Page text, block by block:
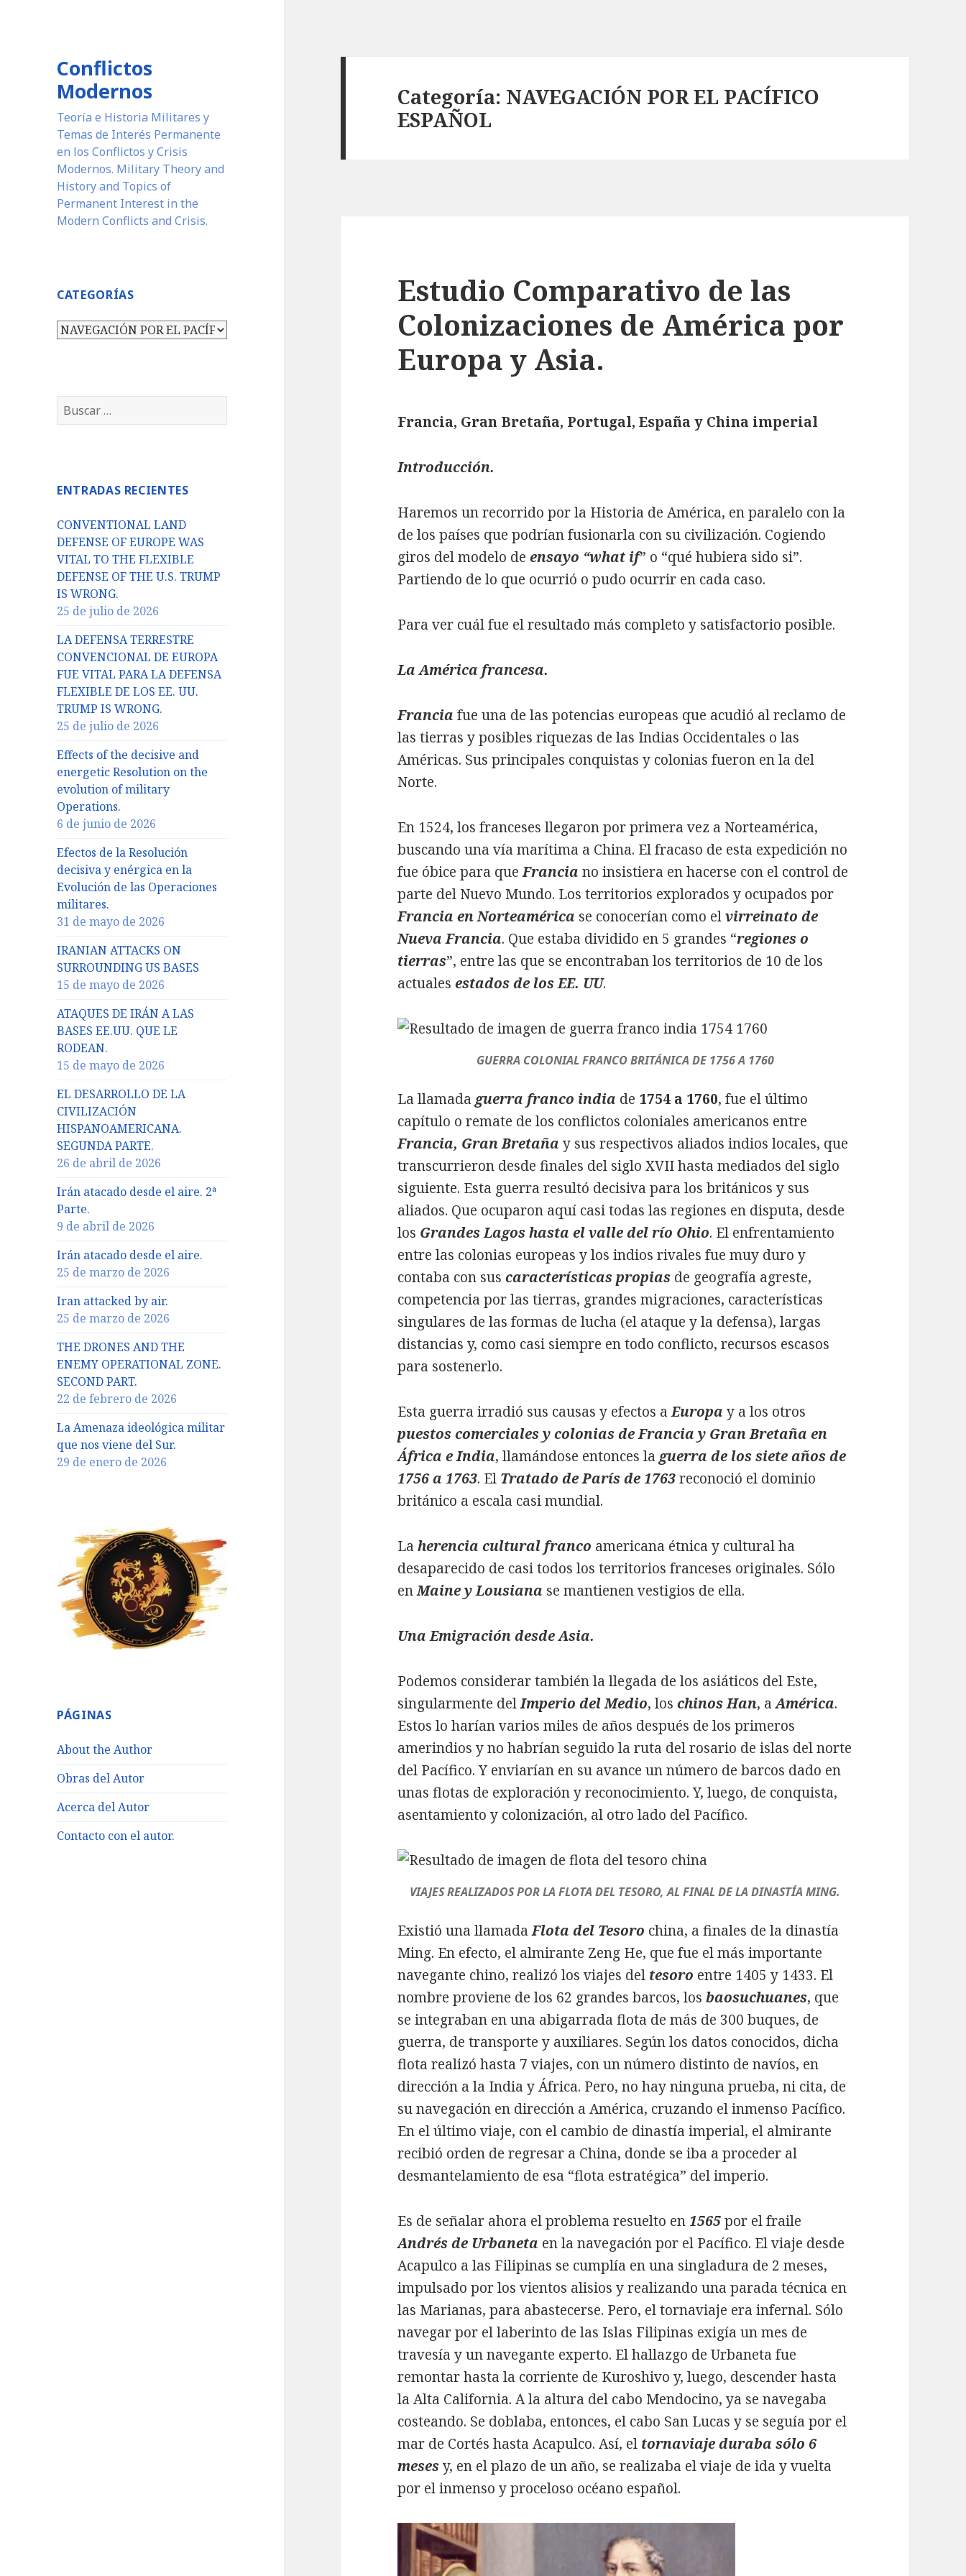
Conflictos
Modernos
Teoría e Historia Militares y
Temas de Interés Permanente
en los Conflictos y Crisis
Modernos. Military Theory and
History and Topics of
Permanent Interest in the
Modern Conflicts and Crisis.
CATEGORÍAS
Categorías
Buscar:
ENTRADAS RECIENTES
CONVENTIONAL LAND
DEFENSE OF EUROPE WAS
VITAL TO THE FLEXIBLE
DEFENSE OF THE U.S. TRUMP
IS WRONG.
25 de julio de 2026
LA DEFENSA TERRESTRE
CONVENCIONAL DE EUROPA
FUE VITAL PARA LA DEFENSA
FLEXIBLE DE LOS EE. UU.
TRUMP IS WRONG.
25 de julio de 2026
Effects of the decisive and
energetic Resolution on the
evolution of military
Operations.
6 de junio de 2026
Efectos de la Resolución
decisiva y enérgica en la
Evolución de las Operaciones
militares.
31 de mayo de 2026
IRANIAN ATTACKS ON
SURROUNDING US BASES
15 de mayo de 2026
ATAQUES DE IRÁN A LAS
BASES EE.UU. QUE LE
RODEAN.
15 de mayo de 2026
EL DESARROLLO DE LA
CIVILIZACIÓN
HISPANOAMERICANA.
SEGUNDA PARTE.
26 de abril de 2026
Irán atacado desde el aire. 2ª
Parte.
9 de abril de 2026
Irán atacado desde el aire.
25 de marzo de 2026
Iran attacked by air.
25 de marzo de 2026
THE DRONES AND THE
ENEMY OPERATIONAL ZONE.
SECOND PART.
22 de febrero de 2026
La Amenaza ideológica militar
que nos viene del Sur.
29 de enero de 2026
PÁGINAS
About the Author
Obras del Autor
Acerca del Autor
Contacto con el autor.
Categoría: NAVEGACIÓN POR EL PACÍFICO
ESPAÑOL
Estudio Comparativo de las
Colonizaciones de América por
Europa y Asia.
Francia, Gran Bretaña, Portugal, España y China imperial
Introducción.
Haremos un recorrido por la Historia de América, en paralelo con la
de los países que podrían fusionarla con su civilización. Cogiendo
giros del modelo deensayo “what if” o “qué hubiera sido si”.
Partiendo de lo que ocurrió o pudo ocurrir en cada caso.
Para ver cuál fue el resultado más completo y satisfactorio posible.
La América francesa.
Franciafue una de las potencias europeas que acudió al reclamo de
las tierras y posibles riquezas de las Indias Occidentales o las
Américas. Sus principales conquistas y colonias fueron en la del
Norte.
En 1524, los franceses llegaron por primera vez a Norteamérica,
buscando una vía marítima a China. El fracaso de esta expedición no
fue óbice para queFrancia no insistiera en hacerse con el control de
parte del Nuevo Mundo. Los territorios explorados y ocupados por
Francia en Norteamérica se conocerían como elvirreinato de
Nueva Francia. Que estaba dividido en 5 grandes “regiones o
tierras”, entre las que se encontraban los territorios de 10 de los
actualesestados de los EE. UU.
GUERRA COLONIAL FRANCO BRITÁNICA DE 1756 A 1760
La llamada guerra franco india de 1754 a 1760, fue el último
capítulo o remate de los conflictos coloniales americanos entre
Francia, Gran Bretaña y sus respectivos aliados indios locales, que
transcurrieron desde finales del siglo XVII hasta mediados del siglo
siguiente. Esta guerra resultó decisiva para los británicos y sus
aliados. Que ocuparon aquí casi todas las regiones en disputa, desde
los Grandes Lagos hasta el valle del río Ohio. El enfrentamiento
entre las colonias europeas y los indios rivales fue muy duro y
contaba con suscaracterísticas propias de geografía agreste,
competencia por las tierras, grandes migraciones, características
singulares de las formas de lucha (el ataque y la defensa), largas
distancias y, como casi siempre en todo conflicto, recursos escasos
para sostenerlo.
Esta guerra irradió sus causas y efectos aEuropa y a los otros
puestos comerciales y colonias de Francia y Gran Bretaña en
África e India, llamándose entonces la guerra de los siete años de
1756 a 1763. El Tratado de París de 1763reconoció el dominio
británico a escala casi mundial.
Laherencia cultural franco americana étnica y cultural ha
desaparecido de casi todos los territorios franceses originales. Sólo
enMaine y Lousiana se mantienen vestigios de ella.
Una Emigración desde Asia.
Podemos considerar también la llegada de los asiáticos del Este,
singularmente delImperio del Medio, loschinos Han, aAmérica.
Estos lo harían varios miles de años después de los primeros
amerindios y no habrían seguido la ruta del rosario de islas del norte
del Pacífico. Y enviarían en su avance un número de barcos dado en
unas flotas de exploración y reconocimiento. Y, luego, de conquista,
asentamiento y colonización, al otro lado del Pacífico.
VIAJES REALIZADOS POR LA FLOTA DEL TESORO, AL FINAL DE LA DINASTÍA MING.
Existió una llamadaFlota del Tesoro china, a finales de la dinastía
Ming. En efecto, el almirante Zeng He, que fue el más importante
navegante chino, realizó los viajes del tesoro entre 1405 y 1433. El
nombre proviene de los 62 grandes barcos, losbaosuchuanes, que
se integraban en una abigarrada flota de más de 300 buques, de
guerra, de transporte y auxiliares. Según los datos conocidos, dicha
flota realizó hasta 7 viajes, con un número distinto de navíos, en
dirección a la India y África. Pero, no hay ninguna prueba, ni cita, de
su navegación en dirección a América, cruzando el inmenso Pacífico.
En el último viaje, con el cambio de dinastía imperial, el almirante
recibió orden de regresar a China, donde se iba a proceder al
desmantelamiento de esa “flota estratégica” del imperio.
Es de señalar ahora el problema resuelto en1565por el fraile
Andrés de Urbaneta en la navegación por el Pacífico. El viaje desde
Acapulco a las Filipinas se cumplía en una singladura de 2 meses,
impulsado por los vientos alisios y realizando una parada técnica en
las Marianas, para abastecerse. Pero, el tornaviaje era infernal. Sólo
navegar por el laberinto de las Islas Filipinas exigía un mes de
travesía y un navegante experto. El hallazgo de Urbaneta fue
remontar hasta la corriente de Kuroshivo y, luego, descender hasta
la Alta California. A la altura del cabo Mendocino, ya se navegaba
costeando. Se doblaba, entonces, el cabo San Lucas y se seguía por el
mar de Cortés hasta Acapulco. Así, el tornaviaje duraba sólo 6
mesesy, en el plazo de un año, se realizaba el viaje de ida y vuelta
por el inmenso y proceloso océano español.